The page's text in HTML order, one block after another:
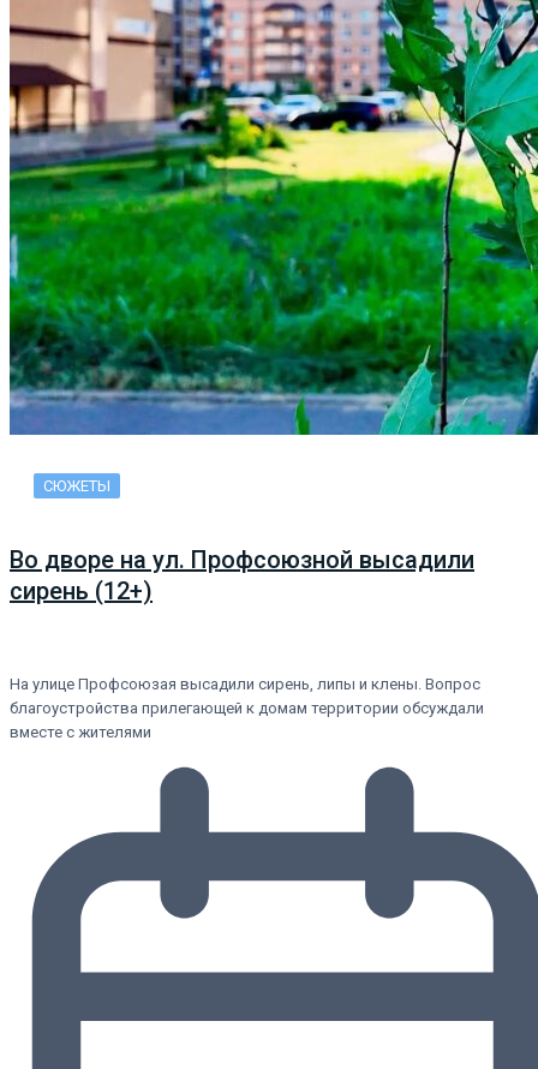
СЮЖЕТЫ
Во дворе на ул. Профсоюзной высадили
сирень (12+)
На улице Профсоюзая высадили сирень, липы и клены. Вопрос
благоустройства прилегающей к домам территории обсуждали
вместе с жителями